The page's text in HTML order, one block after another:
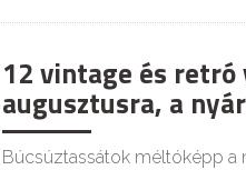
12 vintage és retró
augusztusra, a
Búcsúztassátok méltóképp a